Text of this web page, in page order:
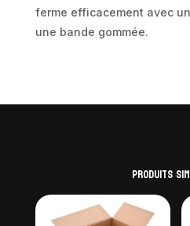
ferme efficacement avec
une bande gommée.
Produits